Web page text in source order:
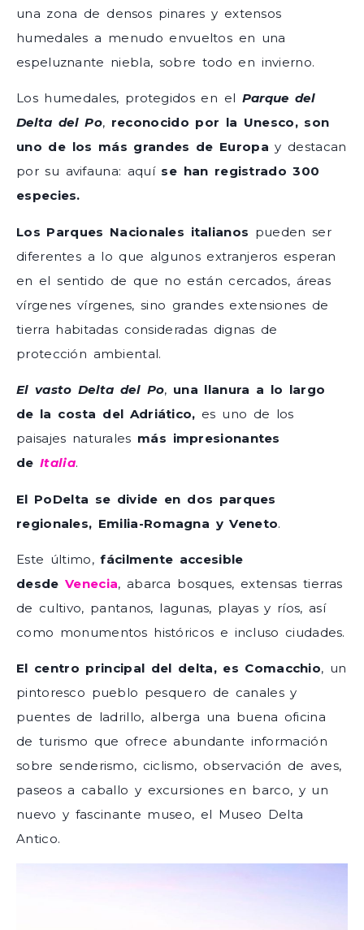
una zona de densos pinares y extensos
humedales a menudo envueltos en una
espeluznante niebla, sobre todo en invierno.
Los humedales, protegidos en el Parque del
Delta del Po, reconocido por la Unesco, son
uno de los más grandes de Europa y destacan
por su avifauna: aquí se han registrado 300
especies.
Los Parques Nacionales italianos pueden ser
diferentes a lo que algunos extranjeros esperan
en el sentido de que no están cercados, áreas
vírgenes vírgenes, sino grandes extensiones de
tierra habitadas consideradas dignas de
protección ambiental.
El vasto Delta del Po, una llanura a lo largo
de la costa del Adriático, es uno de los
paisajes naturales más impresionantes
deItalia.
El PoDelta se divide en dos parques
regionales, Emilia-Romagna y Veneto.
Este último,fácilmente accesible
desde Venecia, abarca bosques, extensas tierras
de cultivo, pantanos, lagunas, playas y ríos, así
como monumentos históricos e incluso ciudades.
El centro principal del delta, es Comacchio, un
pintoresco pueblo pesquero de canales y
puentes de ladrillo, alberga una buena oficina
de turismo que ofrece abundante información
sobre senderismo, ciclismo, observación de aves,
paseos a caballo y excursiones en barco, y un
nuevo y fascinante museo, el Museo Delta
Antico.